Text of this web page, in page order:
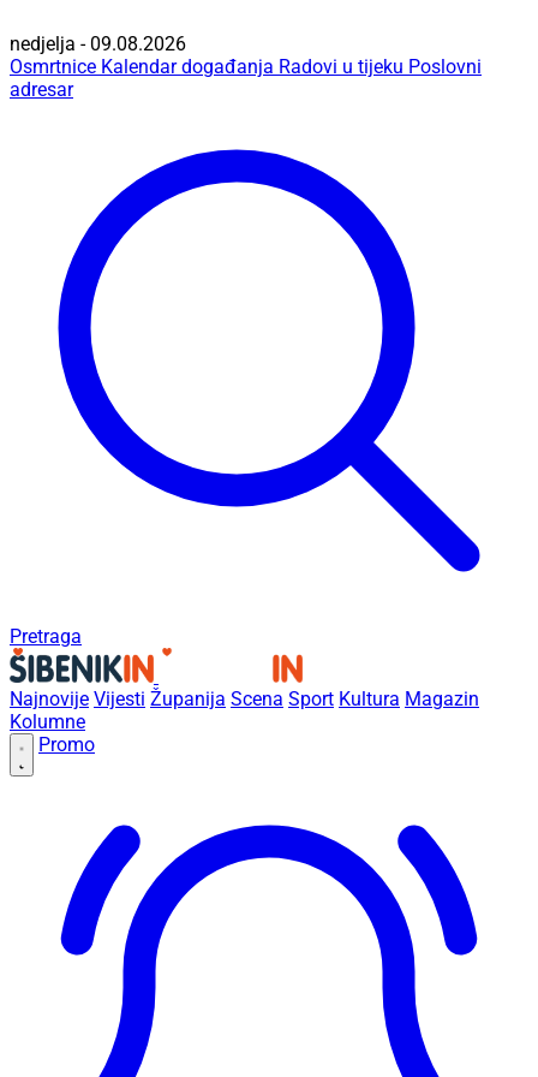
nedjelja - 09.08.2026
Osmrtnice Kalendar događanja Radovi u tijeku Poslovni
adresar
Pretraga
Najnovije Vijesti Županija Scena Sport Kultura Magazin
Kolumne
Promo